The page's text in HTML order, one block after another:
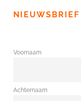
Voornaam
Achternaam